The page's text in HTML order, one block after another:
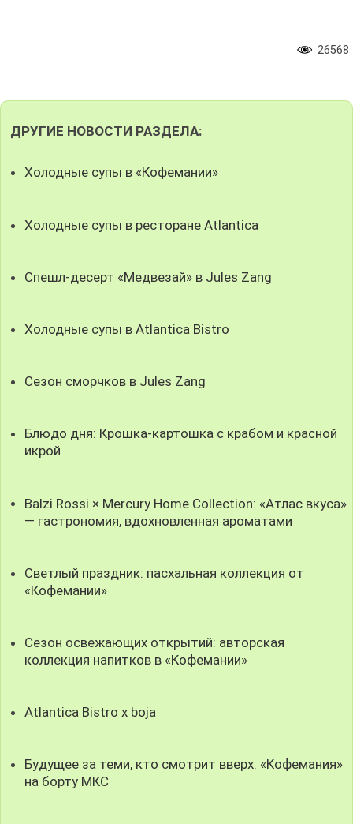
26568
ДРУГИЕ НОВОСТИ РАЗДЕЛА:
Холодные супы в «Кофемании»
Холодные супы в ресторане Atlantica
Спешл-десерт «Медвезай» в Jules Zang
Холодные супы в Atlantica Bistro
Сезон сморчков в Jules Zang
Блюдо дня: Крошка-картошка с крабом и красной
икрой
Balzi Rossi × Mercury Home Collection: «Атлас вкуса»
— гастрономия, вдохновленная ароматами
Светлый праздник: пасхальная коллекция от
«Кофемании»
Сезон освежающих открытий: авторская
коллекция напитков в «Кофемании»
Atlantica Bistro x boja
Будущее за теми, кто смотрит вверх: «Кофемания»
на борту МКС